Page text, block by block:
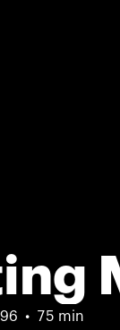
75 min